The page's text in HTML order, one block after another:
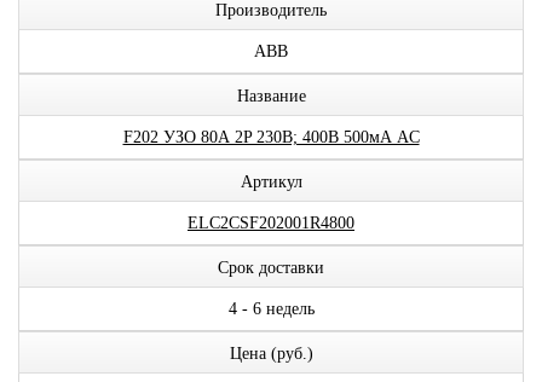
Производитель
ABB
Название
F202 УЗО 80А 2P 230В; 400В 500мА AC
Артикул
ELC2CSF202001R4800
Срок доставки
4 - 6 недель
Цена (руб.)